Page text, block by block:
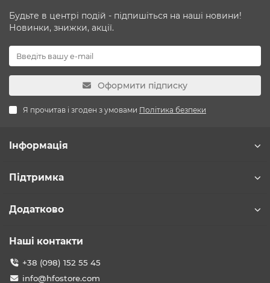
Будьте в центрі подій - підпишіться на наші новини!
Новинки, знижки, акції.
Оформити підписку
Я прочитав і згоден з умовами Політика безпеки
Інформація
Підтримка
Додатково
Наші контакти
+38 (098) 152 55 45
info@hfostore.com